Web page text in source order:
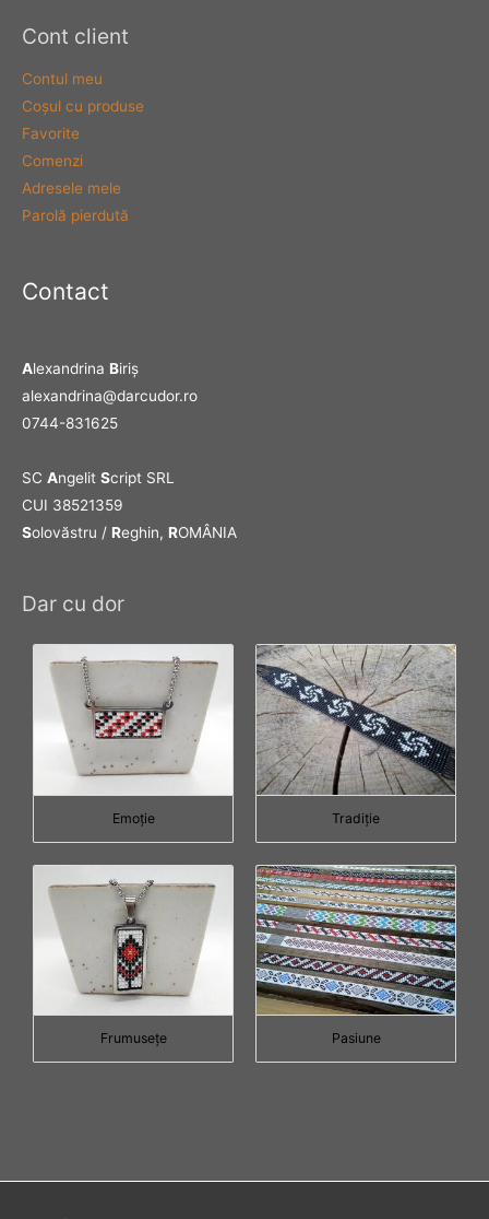
Cont client
Contul meu
Coşul cu produse
Favorite
Comenzi
Adresele mele
Parolă pierdută
Contact
Alexandrina Biriş
alexandrina@darcudor.ro
0744-831625
SC Angelit Script SRL
CUI 38521359
Solovăstru / Reghin, ROMÂNIA
Dar cu dor
Emoţie Tradiţie
Frumuseţe Pasiune